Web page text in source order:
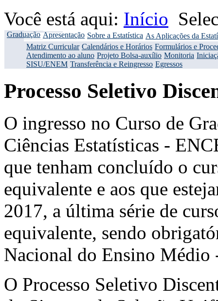
Você está aqui: Início
Graduação Apresentação Sobre a Estatística As Aplicações da
Matriz Curricular Calendários e Horários Formulários e
Atendimento ao aluno Projeto Bolsa-auxílio Monitoria
SISU/ENEM Transferência e Reingresso Egressos
Processo Seletivo
O ingresso no Curso de
Ciências Estatísticas -
que tenham concluído o
equivalente e aos que
2017, a última série de
equivalente, sendo
Nacional do Ensino
O Processo Seletivo